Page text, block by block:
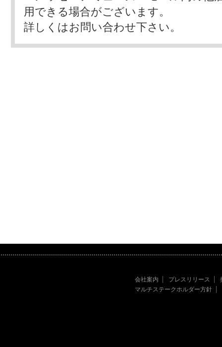
用できる場合がございます。
詳しくはお問い合わせ下さい。
会社案内 プレスリリース
マルチステークホルダー方針